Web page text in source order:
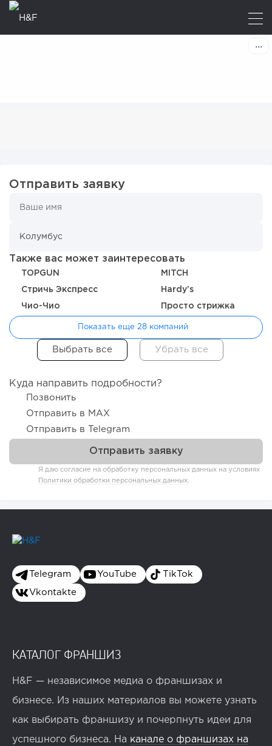
Отправить заявку
Также вас может заинтересовать
TOPGUN MITCH
Стричь Экспресс Hardy’s
Чио-Чио Просто стрижка
Показать еще 28 компаний
Куда направить подробности?
Позвонить
Отправить в MAX
Отправить в Telegram
Я даю согласие на обработку персональных данных на условиях
Политики обработки персональных данных.
Telegram YouTube TikTok
Vkontakte
КАТАЛОГ ФРАНШИЗ
H&F — независимое медиа о франшизах и
бизнесе. Из наших материалов вы можете узнать
как выбирать франшизу и почерпнуть идеи для
успешного бизнеса. На канале о франшизах на